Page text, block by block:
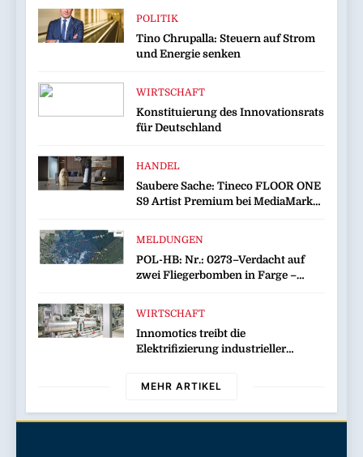
POLITIK
Tino Chrupalla: Steuern auf Strom
und Energie senken
WIRTSCHAFT
Konstituierung des Innovationsrats
für Deutschland
HANDEL
Saubere Sache: Tineco FLOOR ONE
S9 Artist Premium bei MediaMarkt
MELDUNGEN
POL-HB: Nr.: 0273–Verdacht auf
zwei Fliegerbomben in Farge –
WIRTSCHAFT
Innomotics treibt die
Elektrifizierung industrieller
industrielle Wärmepumpen voran
MEHR ARTIKEL